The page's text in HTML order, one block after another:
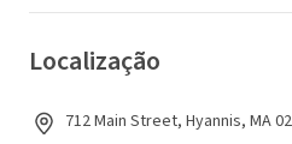
Localização
712 Main Street, Hyannis, MA